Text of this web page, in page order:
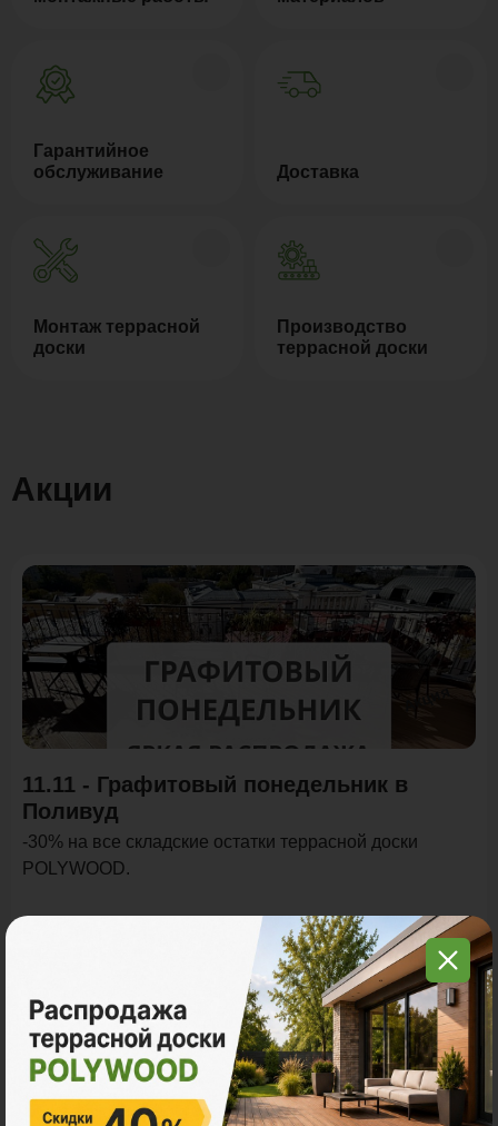
Гарантийное
обслуживание
Доставка
Монтаж террасной
доски
Производство
террасной доски
Акции
Акция
11.11 - Графитовый понедельник в
Поливуд
-30% на все складские остатки террасной доски
POLYWOOD.
Все акции